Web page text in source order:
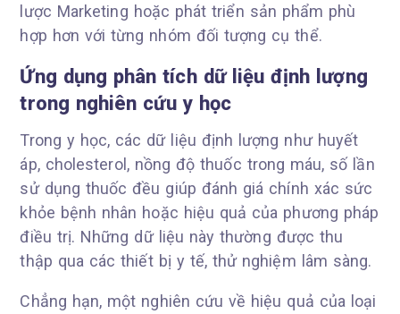
lược Marketing hoặc phát triển sản phẩm phù
hợp hơn với từng nhóm đối tượng cụ thể.
Ứng dụng phân tích dữ liệu định lượng
trong nghiên cứu y học
Trong y học, các dữ liệu định lượng như huyết
áp, cholesterol, nồng độ thuốc trong máu, số lần
sử dụng thuốc đều giúp đánh giá chính xác sức
khỏe bệnh nhân hoặc hiệu quả của phương pháp
điều trị. Những dữ liệu này thường được thu
thập qua các thiết bị y tế, thử nghiệm lâm sàng.
Chẳng hạn, một nghiên cứu về hiệu quả của loại